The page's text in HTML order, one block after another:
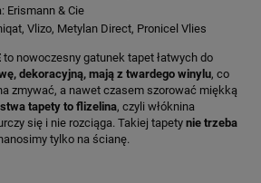
Erismann & Cie
Vlizo, Metylan Direct, Pronicel Vlies
to nowoczesny gatunek tapet łatwych do
dekoracyjną, mają z twardego winylu, co
zmywać, a nawet czasem szorować miękką
tapety to flizelina, czyli włóknina
się i nie rozciąga. Takiej tapety nie trzeba
tylko na ścianę.